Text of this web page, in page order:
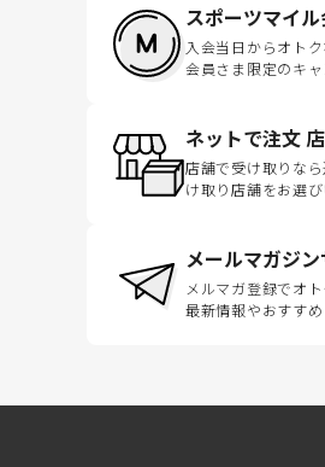
スポーツマイ
入会当日からオト
会員さま限定のキャ
ネットで注文
店舗で受け取りな
け取り店舗をお選び
メールマガジ
メルマガ登録でオ
最新情報やおすすめ